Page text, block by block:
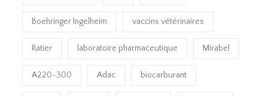
Boehringer Ingelheim vaccins vétérinaires
Ratier laboratoire pharmaceutique Mirabel
A220-300 Adac biocarburant